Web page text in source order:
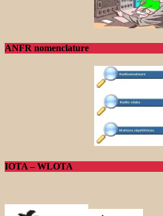
ANFR nomenclature
IOTA – WLOTA